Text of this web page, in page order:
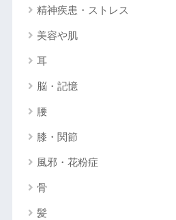
精神疾患・ストレス
美容や肌
耳
脳・記憶
腰
膝・関節
風邪・花粉症
骨
髪